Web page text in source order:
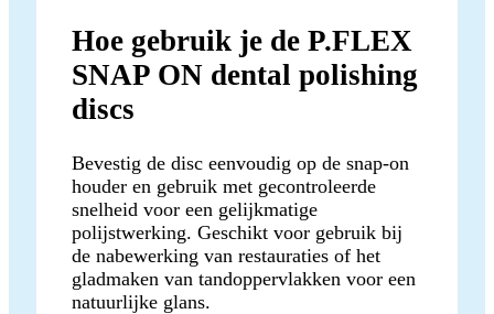
Hoe gebruik je de P.FLEX
SNAP ON dental polishing
discs
Bevestig de disc eenvoudig op de snap-on
houder en gebruik met gecontroleerde
snelheid voor een gelijkmatige
polijstwerking. Geschikt voor gebruik bij
de nabewerking van restauraties of het
gladmaken van tandoppervlakken voor een
natuurlijke glans.